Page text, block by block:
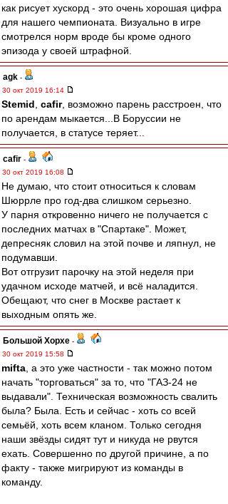
как рисует хускорд - это очень хорошая цифра
для нашего чемпионата. Визуально в игре
смотрелся норм вроде бы кроме одного
эпизода у своей штрафной.
agk -
30 окт 2019 16:14
Stemid cafir, возможно парень расстроен, что
по арендам мыкается...В Боруссии не
получается, в статусе теряет...
cafir -
30 окт 2019 16:08
Не думаю, что стоит относиться к словам
Шюррле про год-два слишком серьезно.
У парня откровенно ничего не получается с
последних матчах в "Спартаке". Может,
депресняк словил на этой почве и ляпнул, не
подумавши.
Вот отгрузит парочку на этой неделя при
удачном исходе матчей, и всё наладится.
Обещают, что снег в Москве растает к
выходным опять же.
Большой Хорхе -
30 окт 2019 15:58
mifta , а это уже частности - так можно потом
начать "торговаться" за то, что "ГАЗ-24 не
выдавали". Техническая возможность свалить
была? Была. Есть и сейчас - хоть со всей
семьёй, хоть всем кланом. Только сегодня
наши звёзды сидят тут и никуда не рвутся
ехать. Совершенно по другой причине, а по
факту - также мигрируют из команды в
команду.